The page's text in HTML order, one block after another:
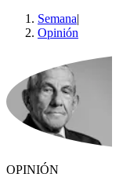
Semana|
Opinión
OPINIÓN